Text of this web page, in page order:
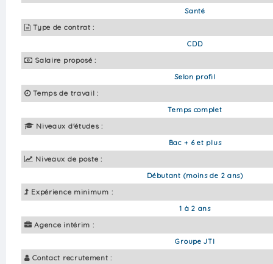
Santé
Type de contrat :
CDD
Salaire proposé :
Selon profil
Temps de travail :
Temps complet
Niveaux d'études :
Bac + 6 et plus
Niveaux de poste :
Débutant (moins de 2 ans)
Expérience minimum :
1 à 2 ans
Agence intérim :
Groupe JTI
Contact recrutement :